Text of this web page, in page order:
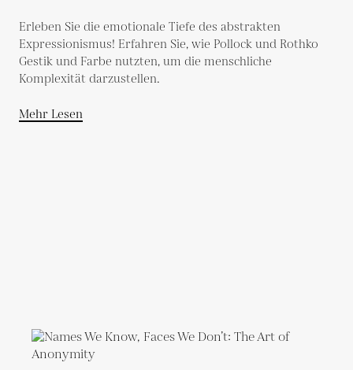
Erleben Sie die emotionale Tiefe des abstrakten
Expressionismus! Erfahren Sie, wie Pollock und Rothko
Gestik und Farbe nutzten, um die menschliche
Komplexität darzustellen.
Mehr Lesen